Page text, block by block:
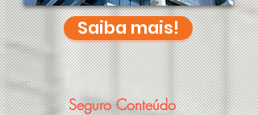
Saiba mais!
Seguro Conteúdo